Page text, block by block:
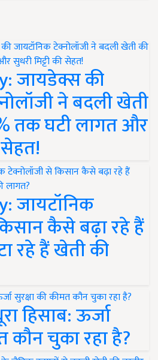
जायडेक्स की
ने बदली खेती
तक घटी लागत और
सेहत!
जायटॉनिक
कैसे बढ़ा रहे हैं
रहे हैं खेती की
हिसाब: ऊर्जा
कौन चुका रहा है?